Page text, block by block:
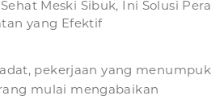
Meski Sibuk, Ini Solusi Pera
yang Efektif
pekerjaan yang menumpuk
mulai mengabaikan